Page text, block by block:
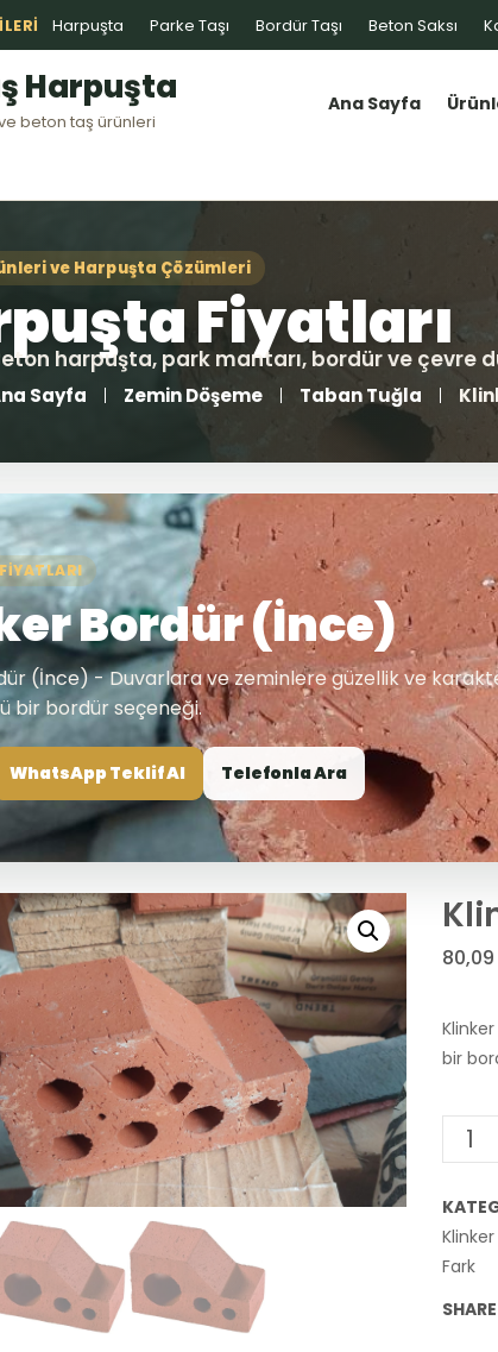
Harpuşta Parke Taşı Bordür Taşı Beton Saksı
Harpuşta
beton taş ürünleri
Ana Sayfa
Sayfa Zemin Döşeme Taban Tuğla
Bordür (İnce)
(İnce) - Duvarlara ve zeminlere güzellik ve
bir bordür seçeneği.
WhatsApp Teklif Al Telefonla Ara
80,09
bir
Klinker
Bordür
adet
Fark